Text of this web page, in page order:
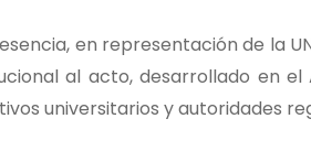
en representación de la
al acto, desarrollado en el
universitarios y autoridades